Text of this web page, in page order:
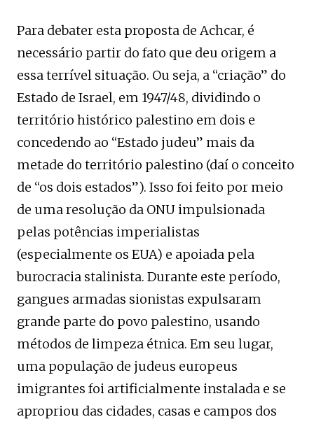
Para debater esta proposta de Achcar, é
necessário partir do fato que deu origem a
essa terrível situação. Ou seja, a “criação” do
Estado de Israel, em 1947/48, dividindo o
território histórico palestino em dois e
concedendo ao “Estado judeu” mais da
metade do território palestino (daí o conceito
de “os dois estados”). Isso foi feito por meio
de uma resolução da ONU impulsionada
pelas potências imperialistas
(especialmente os EUA) e apoiada pela
burocracia stalinista. Durante este período,
gangues armadas sionistas expulsaram
grande parte do povo palestino, usando
métodos de limpeza étnica. Em seu lugar,
uma população de judeus europeus
imigrantes foi artificialmente instalada e se
apropriou das cidades, casas e campos dos